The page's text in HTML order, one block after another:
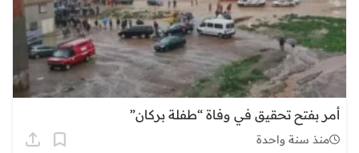
أمر بفتح تحقيق في وفاة “طفلة بركان”
منذ سنة واحدة